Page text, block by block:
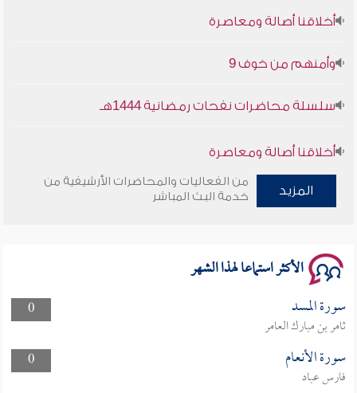
أخلاقنا أصالة ومعاصرة
وأمنهم من خوف 9
سلسلة محاضرات نفحات رمضانية 1444هـ
أخلاقنا أصالة ومعاصرة
وأمنهم من خوف 9
المزيد
من الفعاليات والمحاضرات الأرشيفية من
خدمة البث المباشر
الأكثر استماعا لهذا الشهر
0 سورة المسد
ثامر بن مبارك العامر
0
سورة الأنعام
فارس عباد